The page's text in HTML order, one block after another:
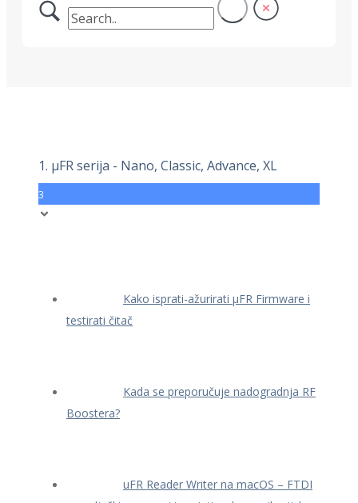
1. μFR serija - Nano, Classic, Advance, XL
3
Kako isprati-ažurirati μFR Firmware i
testirati čitač
Kada se preporučuje nadogradnja RF
Boostera?
uFR Reader Writer na macOS – FTDI